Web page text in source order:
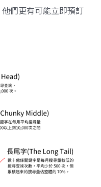
們更有可能立即預訂